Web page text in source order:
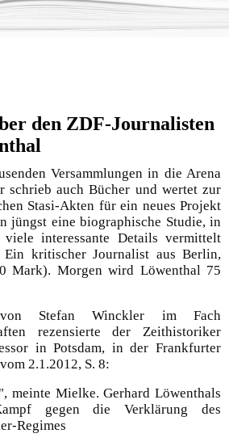
den ZDF-Journalisten
al
Versammlungen in die Arena
schrieb auch Bücher und wertet zur
Stasi-Akten für ein neues Projekt
jüngst eine biographische Studie, in
interessante Details vermittelt
Ein kritischer Journalist aus Berlin,
Mark). Morgen wird Löwenthal 75
Stefan Winckler im Fach
rezensierte der Zeithistoriker
in Potsdam, in der Frankfurter
2.1.2012, S. 8:
meinte Mielke. Gerhard Löwenthals
gegen die Verklärung des
Regimes